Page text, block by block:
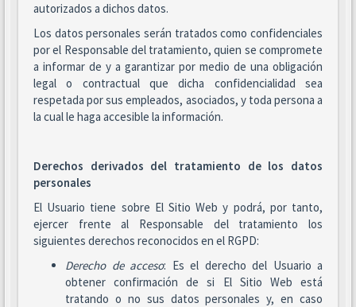
autorizados a dichos datos.
Los datos personales serán tratados como confidenciales
por el Responsable del tratamiento, quien se compromete
a informar de y a garantizar por medio de una obligación
legal o contractual que dicha confidencialidad sea
respetada por sus empleados, asociados, y toda persona a
la cual le haga accesible la información.
Derechos derivados del tratamiento de los datos
personales
El Usuario tiene sobre El Sitio Web y podrá, por tanto,
ejercer frente al Responsable del tratamiento los
siguientes derechos reconocidos en el RGPD:
Derecho de acceso: Es el derecho del Usuario a
obtener confirmación de si El Sitio Web está
tratando o no sus datos personales y, en caso